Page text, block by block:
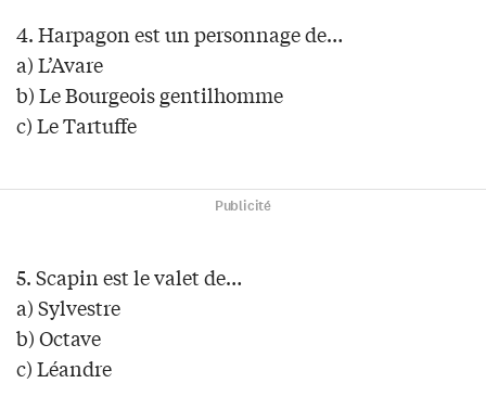
4. Harpagon est un personnage de…
a) L’Avare
b) Le Bourgeois gentilhomme
c) Le Tartuffe
Publicité
5. Scapin est le valet de…
a) Sylvestre
b) Octave
c) Léandre